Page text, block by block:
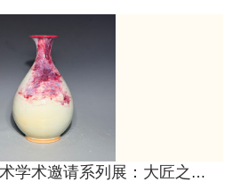
中国美术馆工艺美术学术邀请系列展：大匠之道——任星航钧瓷作品展